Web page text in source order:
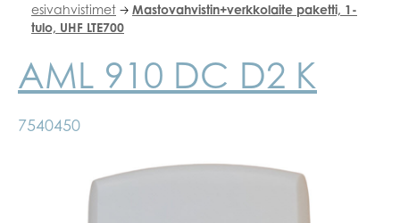
esivahvistimet 🡢 Mastovahvistin+verkkolaite paketti, 1-
tulo, UHF LTE700
AML 910 DC D2 K
7540450